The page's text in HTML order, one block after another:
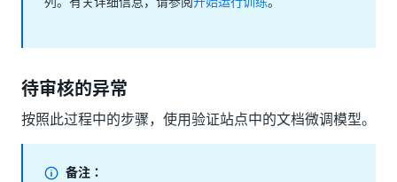
待审核的异常
按照此过程中的步骤，使用验证站点中的文档微调模型。
备注：